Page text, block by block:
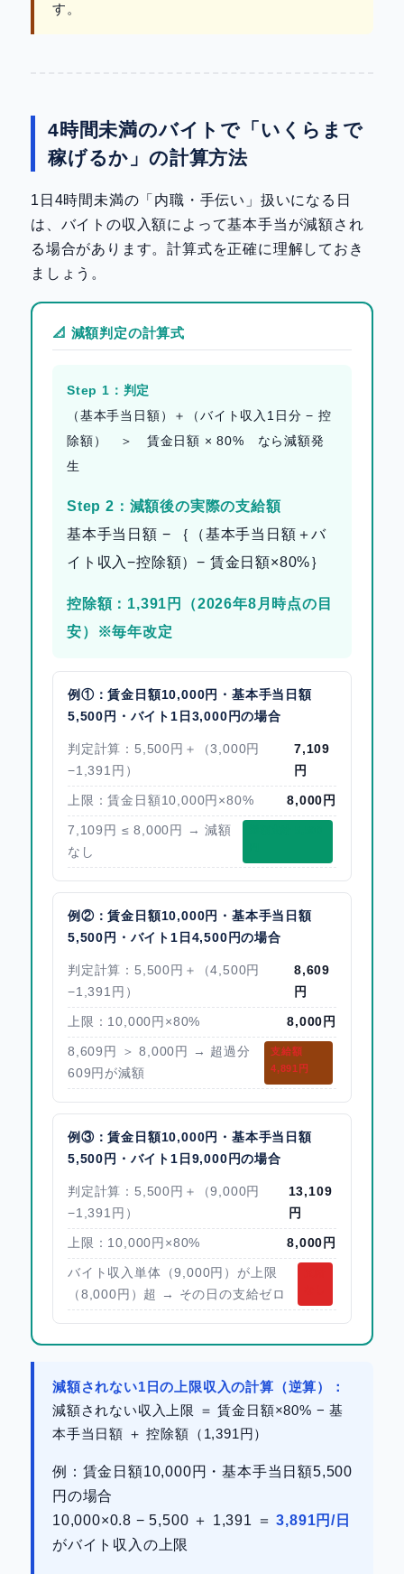
す。
4時間未満のバイトで「いくらまで
稼げるか」の計算方法
1日4時間未満の「内職・手伝い」扱いになる日
は、バイトの収入額によって基本手当が減額され
る場合があります。計算式を正確に理解しておき
ましょう。
📐 減額判定の計算式
Step 1：判定
（基本手当日額）＋（バイト収入1日分 − 控
除額） ＞ 賃金日額 × 80% なら減額発
生
Step 2：減額後の実際の支給額
基本手当日額 − ｛（基本手当日額＋バ
イト収入−控除額）− 賃金日額×80%｝
控除額：1,391円（2026年8月時点の目
安）※毎年改定
例①：賃金日額10,000円・基本手当日額
5,500円・バイト1日3,000円の場合
判定計算：5,500円＋（3,000円
−1,391円）
7,109
円
上限：賃金日額10,000円×80% 8,000円
7,109円 ≤ 8,000円 → 減額
なし
例②：賃金日額10,000円・基本手当日額
5,500円・バイト1日4,500円の場合
判定計算：5,500円＋（4,500円
−1,391円）
8,609
円
上限：10,000円×80% 8,000円
8,609円 ＞ 8,000円 → 超過分
609円が減額
支給額
4,891円
例③：賃金日額10,000円・基本手当日額
5,500円・バイト1日9,000円の場合
判定計算：5,500円＋（9,000円
−1,391円）
13,109
円
上限：10,000円×80% 8,000円
バイト収入単体（9,000円）が上限
（8,000円）超 → その日の支給ゼロ
減額されない1日の上限収入の計算（逆算）：
減額されない収入上限 ＝ 賃金日額×80% − 基
本手当日額 ＋ 控除額（1,391円）
例：賃金日額10,000円・基本手当日額5,500
円の場合
10,000×0.8 − 5,500 ＋ 1,391 ＝3,891円/日
がバイト収入の上限